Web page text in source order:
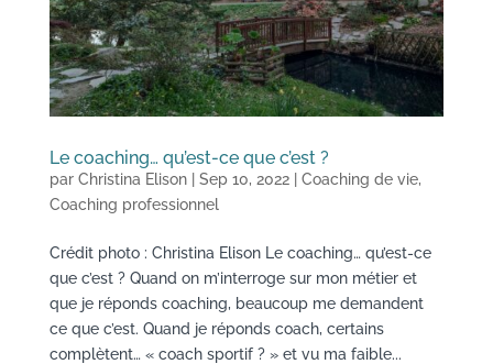
Le coaching… qu’est-ce que c’est ?
par Christina Elison| Sep 10, 2022| Coaching de vie,
Coaching professionnel
Crédit photo : Christina Elison Le coaching… qu’est-ce
que c’est ? Quand on m’interroge sur mon métier et
que je réponds coaching, beaucoup me demandent
ce que c’est. Quand je réponds coach, certains
complètent… « coach sportif ? » et vu ma faible...